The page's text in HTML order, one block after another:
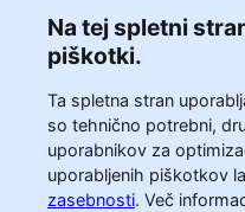
Na tej spletni
piškotki.
Ta spletna stran
so tehnično potrebni,
uporabnikov za
uporabljenih piškotkov
zasebnosti. Več